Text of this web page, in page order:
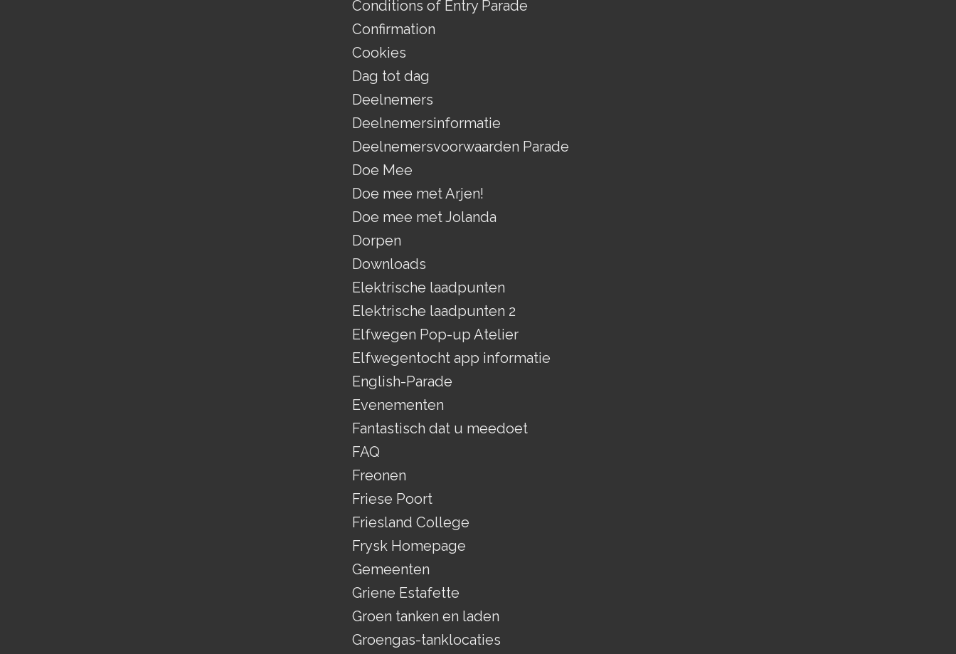
Conditions of Entry Parade
Confirmation
Cookies
Dag tot dag
Deelnemers
Deelnemersinformatie
Deelnemersvoorwaarden Parade
Doe Mee
Doe mee met Arjen!
Doe mee met Jolanda
Dorpen
Downloads
Elektrische laadpunten
Elektrische laadpunten 2
Elfwegen Pop-up Atelier
Elfwegentocht app informatie
English-Parade
Evenementen
Fantastisch dat u meedoet
FAQ
Freonen
Friese Poort
Friesland College
Frysk Homepage
Gemeenten
Griene Estafette
Groen tanken en laden
Groengas-tanklocaties